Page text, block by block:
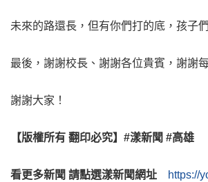
未來的路還長，但有你們打的底，孩子
最後，謝謝校長、謝謝各位貴賓，謝謝
謝謝大家！
【版權所有 翻印必究】#漾新聞 #高雄
看更多新聞 請點選漾新聞網址 https://